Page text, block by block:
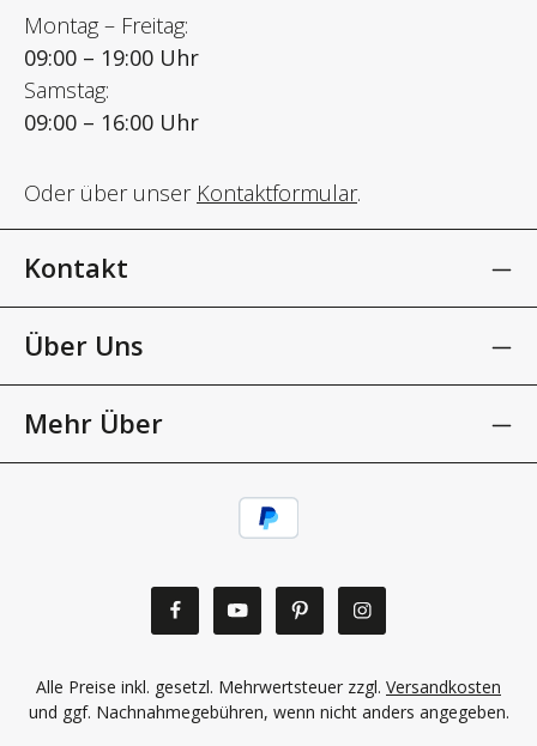
Montag – Freitag:
09:00 – 19:00 Uhr
Samstag:
09:00 – 16:00 Uhr
Oder über unser Kontaktformular.
Kontakt
Über Uns
Mehr Über
Alle Preise inkl. gesetzl. Mehrwertsteuer zzgl. Versandkosten
und ggf. Nachnahmegebühren, wenn nicht anders angegeben.